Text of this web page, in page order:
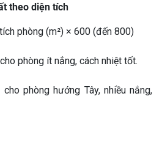
theo diện tích
phòng (m²) × 600 (đến 800)
phòng ít nắng, cách nhiệt tốt.
cho phòng hướng Tây, nhiều nắng,